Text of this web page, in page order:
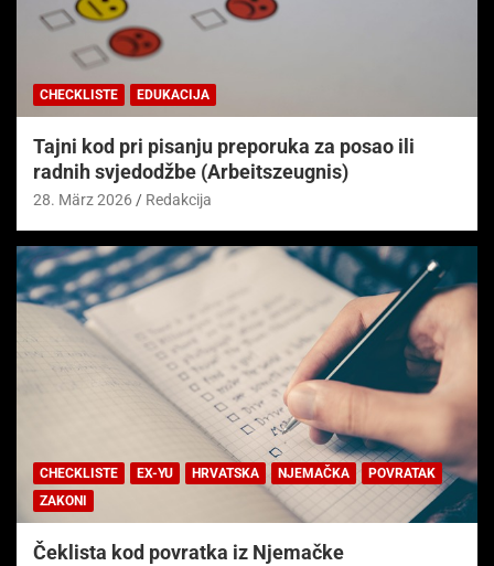
CHECKLISTE EDUKACIJA
Tajni kod pri pisanju preporuka za posao ili
radnih svjedodžbe (Arbeitszeugnis)
28. März 2026 Redakcija
CHECKLISTE EX-YU HRVATSKA NJEMAČKA
POVRATAK
ZAKONI
Čeklista kod povratka iz Njemačke